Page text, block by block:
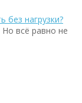
без нагрузки?
всё равно не